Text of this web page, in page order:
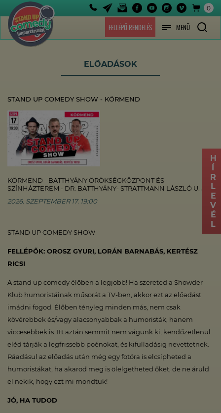
0
FELLÉPŐ RENDELÉS MENÜ
HÍRLEVÉL
ELŐADÁSOK
STAND UP COMEDY SHOW - KÖRMEND
KÖRMEND - BATTHYÁNY ÖRÖKSÉGKÖZPONT ÉS
SZÍNHÁZTEREM - DR. BATTHYÁNY- STRATTMANN LÁSZLÓ U. 5.
2026. SZEPTEMBER 17. 19:00
STAND UP COMEDY SHOW
FELLÉPŐK: OROSZ GYURI, LORÁN BARNABÁS, KERTÉSZ
RICSI
A stand up comedy élőben a legjobb! Ha szereted a Showder
Klub humoristáinak műsorát a TV-ben, akkor ezt az előadást
imádni fogod. Élőben tényleg minden más, nem csak
kövérebbek és/vagy alacsonyabbak a humoristák, hanem
viccesebbek is. Itt aztán semmit nem vágunk ki, kendőzetlenül
eléd tárják a legfrissebb poénokat, és kifulladásig nevettetnek.
Ráadásul az előadás után még egy fotóra is elcsípheted a
humoristákat, ha akarod meg is ölelgetheted őket, de ne áruld
el nekik, hogy ezt mi mondtuk!
JÓ, HA TUDOD